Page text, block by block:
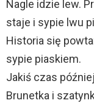
Nagle idzie lew.
staje i sypie lwu
Historia się
sypie piaskiem.
Jakiś czas
Brunetka i